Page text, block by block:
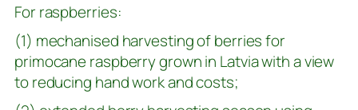
For raspberries:
(1) mechanised harvesting of berries for
primocane raspberry grown in Latvia with a view
to reducing hand work and costs;